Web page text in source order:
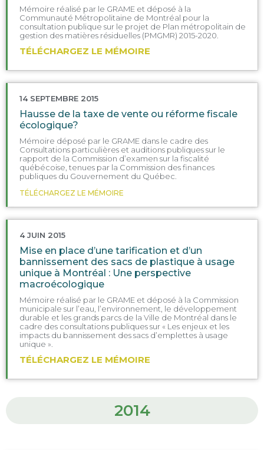
Mémoire réalisé par le GRAME et déposé à la
Communauté Métropolitaine de Montréal pour la
consultation publique sur le projet de Plan métropolitain de
gestion des matières résiduelles (PMGMR) 2015-2020.
TÉLÉCHARGEZ LE MÉMOIRE
14 SEPTEMBRE 2015
Hausse de la taxe de vente ou réforme fiscale
écologique?
Mémoire déposé par le GRAME dans le cadre des
Consultations particulières et auditions publiques sur le
rapport de la Commission d’examen sur la fiscalité
québécoise, tenues par la Commission des finances
publiques du Gouvernement du Québec.
TÉLÉCHARGEZ LE MÉMOIRE
4 JUIN 2015
Mise en place d’une tarification et d’un
bannissement des sacs de plastique à usage
unique à Montréal : Une perspective
macroécologique
Mémoire réalisé par le GRAME et déposé à la Commission
municipale sur l’eau, l’environnement, le développement
durable et les grands parcs de la Ville de Montréal dans le
cadre des consultations publiques sur « Les enjeux et les
impacts du bannissement des sacs d’emplettes à usage
unique ».
TÉLÉCHARGEZ LE MÉMOIRE
2014